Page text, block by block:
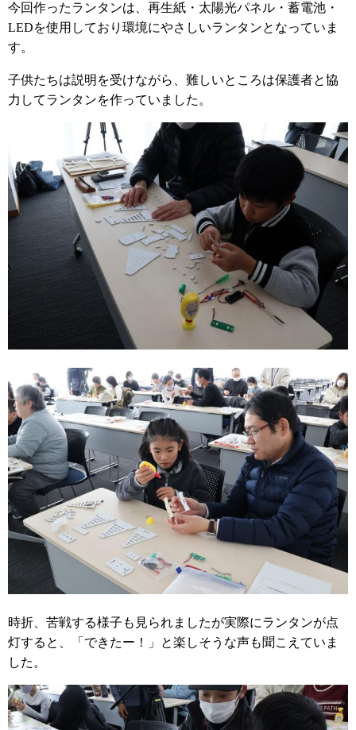
今回作ったランタンは、再生紙・太陽光パネル・蓄電池・
LEDを使用しており環境にやさしいランタンとなっていま
す。
子供たちは説明を受けながら、難しいところは保護者と協
力してランタンを作っていました。
時折、苦戦する様子も見られましたが実際にランタンが点
灯すると、「できたー！」と楽しそうな声も聞こえていま
した。